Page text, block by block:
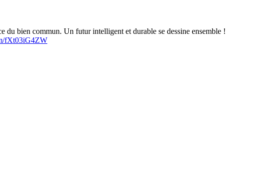
du bien commun. Un futur intelligent et durable se dessine ensemble !
fXt03iG4ZW